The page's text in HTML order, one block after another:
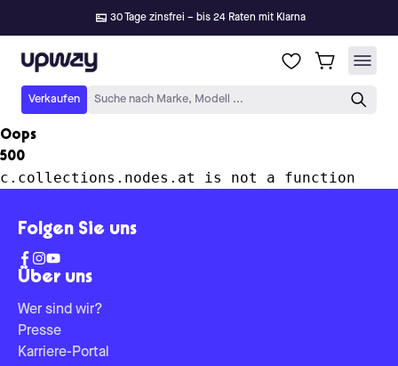
30 Tage zinsfrei – bis 24 Raten mit Klarna
Upway
Verkaufen Suche nach Marke, Modell ...
Oops
500
c.collections.nodes.at is not a function
Über uns
Wer sind wir?
Presse
Karriere-Portal
Folgen Sie uns